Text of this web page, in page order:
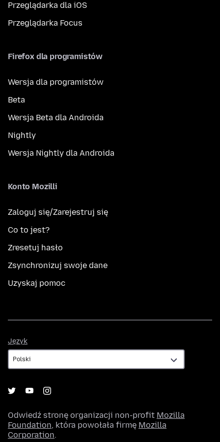
Przeglądarka dla iOS
Przeglądarka Focus
Firefox dla programistów
Wersja dla programistów
Beta
Wersja Beta dla Androida
Nightly
Wersja Nightly dla Androida
Konto Mozilli
Zaloguj się/Zarejestruj się
Co to jest?
Zresetuj hasło
Zsynchronizuj swoje dane
Uzyskaj pomoc
Język
Odwiedź stronę organizacji non-profit Mozilla
Foundation, która powołała firmę Mozilla
Corporation.